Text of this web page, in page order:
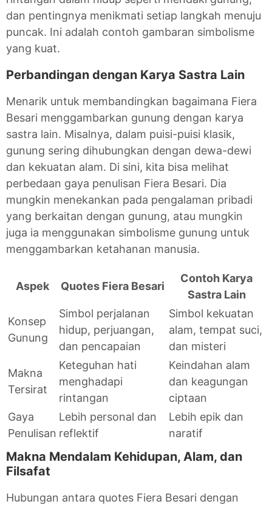
dan pentingnya menikmati setiap langkah menuju
puncak. Ini adalah contoh gambaran simbolisme
yang kuat.
Perbandingan dengan Karya Sastra Lain
Menarik untuk membandingkan bagaimana Fiera
Besari menggambarkan gunung dengan karya
sastra lain. Misalnya, dalam puisi-puisi klasik,
gunung sering dihubungkan dengan dewa-dewi
dan kekuatan alam. Di sini, kita bisa melihat
perbedaan gaya penulisan Fiera Besari. Dia
mungkin menekankan pada pengalaman pribadi
yang berkaitan dengan gunung, atau mungkin
juga ia menggunakan simbolisme gunung untuk
menggambarkan ketahanan manusia.
Aspek Quotes Fiera Besari
Contoh Karya
Sastra Lain
Konsep
Gunung
Simbol perjalanan
hidup, perjuangan,
dan pencapaian
Simbol kekuatan
alam, tempat suci,
dan misteri
Makna
Tersirat
Keteguhan hati
menghadapi
rintangan
Keindahan alam
dan keagungan
ciptaan
Gaya
Penulisan
Lebih personal dan
reflektif
Lebih epik dan
naratif
Makna Mendalam Kehidupan, Alam, dan
Filsafat
Hubungan antara quotes Fiera Besari dengan